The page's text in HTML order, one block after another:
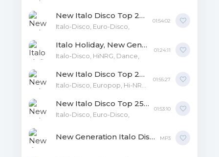
New Italo Disco Top 25 Vol.1 MP3
Italo-Disco, Euro-Disco,
01:54:02
Italo Holiday, New Generation Italo Disco Vol.13 MP3
Italo-Disco, HiNRG, Dance,
01:24:11
New Italo Disco Top 25 Compilation Vol.13 MP3
01:55:27
New Italo Disco Top 25 Vol. 12 MP3
Italo-Disco, Euro-Disco,
01:53:10
New Generation Italo Disco: The Lost Files Vol.10 MP3 MP3